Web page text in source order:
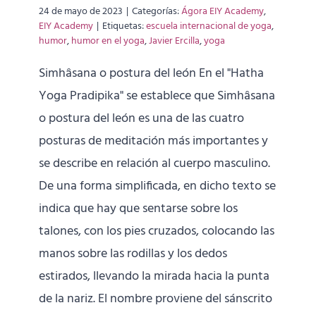
24 de mayo de 2023 | Categorías:Ágora EIY Academy,
EIY Academy | Etiquetas:escuela internacional de yoga,
humor,humor en el yoga,Javier Ercilla,yoga
Simhâsana o postura del león En el "Hatha
Yoga Pradipika" se establece que Simhâsana
o postura del león es una de las cuatro
posturas de meditación más importantes y
se describe en relación al cuerpo masculino.
De una forma simplificada, en dicho texto se
indica que hay que sentarse sobre los
talones, con los pies cruzados, colocando las
manos sobre las rodillas y los dedos
estirados, llevando la mirada hacia la punta
de la nariz. El nombre proviene del sánscrito